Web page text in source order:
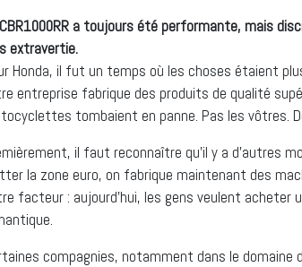
a toujours été performante, mais
extravertie.
Honda, il fut un temps où les choses étaient
entreprise fabrique des produits de qualité
tombaient en panne. Pas les vôtres.
il faut reconnaître qu’il y a d’autres
la zone euro, on fabrique maintenant des
facteur : aujourd’hui, les gens veulent acheter
compagnies, notamment dans le